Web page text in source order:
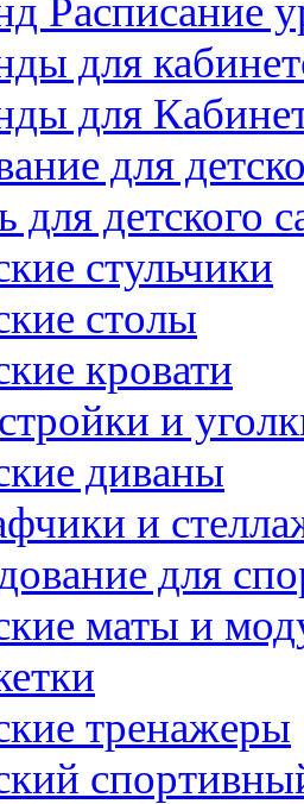
Расписание
для
для
для
для детского
стульчики
столы
кровати
и
диваны
и
для
маты и
тренажеры